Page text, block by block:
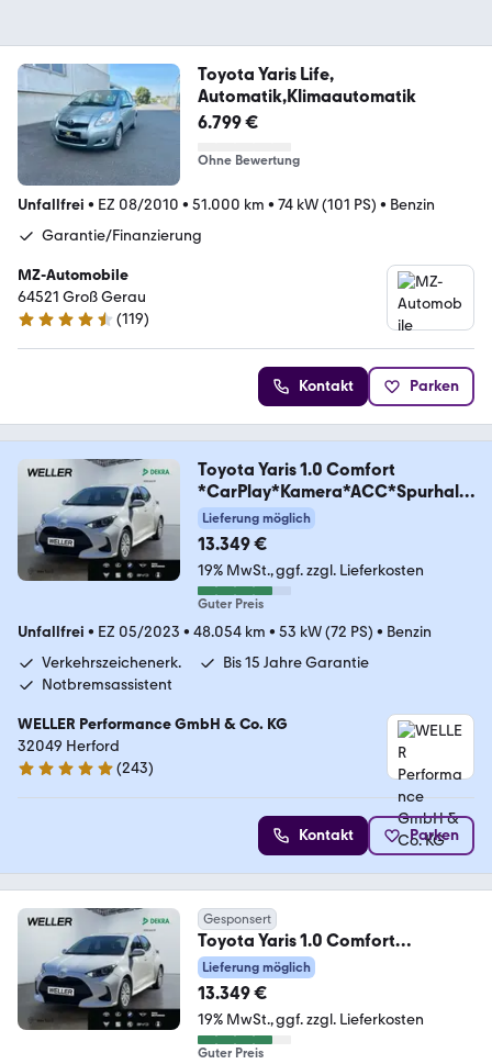
Toyota Yaris Life,
Automatik,Klimaautomatik
6.799 €
Ohne Bewertung
Unfallfrei • EZ 08/2010 • 51.000 km • 74 kW (101 PS) • Benzin
Garantie/Finanzierung
MZ-Automobile
64521 Groß Gerau
4.6 Sterne
(119)
Kontakt Parken
Toyota Yaris 1.0 Comfort
*CarPlay*Kamera*ACC*Spurhalt
e*
Lieferung möglich
13.349 €
19% MwSt. ggf. zzgl. Lieferkosten
Guter Preis
Unfallfrei • EZ 05/2023 • 48.054 km • 53 kW (72 PS) • Benzin
Verkehrszeichenerk.
Bis 15 Jahre Garantie
Notbremsassistent
WELLER Performance GmbH & Co. KG
32049 Herford
4.8 Sterne
(243)
Kontakt Parken
Gesponsert
Toyota Yaris 1.0 Comfort
*CarPlay*Kamera*ACC*Spurhalt
e*
Lieferung möglich
13.349 €
19% MwSt. ggf. zzgl. Lieferkosten
Guter Preis